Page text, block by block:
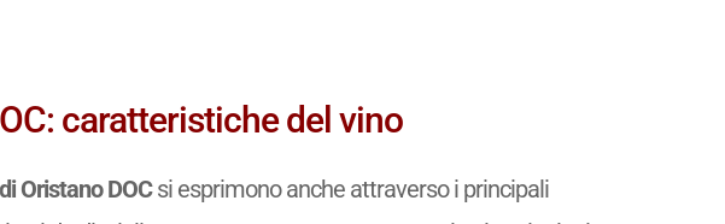
caratteristiche del vino
Oristano DOCsi esprimono anche attraverso i principali